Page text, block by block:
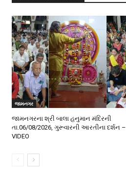
જામનગર
જામનગરના શ્રી બાલા હનુમાન મંદિરની
તા.06/08/2026, ગુરૂવારની આરતીના દર્શન –
VIDEO